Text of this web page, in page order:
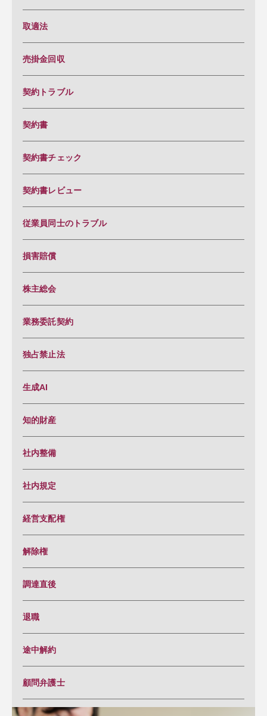
取適法
売掛金回収
契約トラブル
契約書
契約書チェック
契約書レビュー
従業員同士のトラブル
損害賠償
株主総会
業務委託契約
独占禁止法
生成AI
知的財産
社内整備
社内規定
経営支配権
解除権
調達直後
退職
途中解約
顧問弁護士